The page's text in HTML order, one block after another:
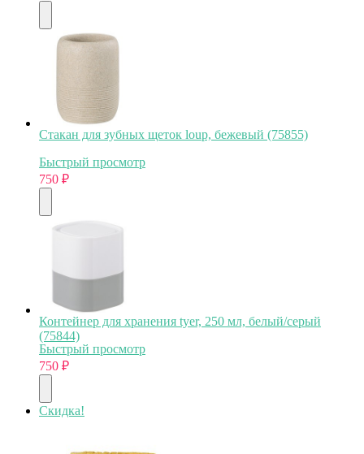
Стакан для зубных щеток loup, бежевый (75855)
Быстрый просмотр
750 ₽
Контейнер для хранения tyer, 250 мл, белый/серый
(75844)
Быстрый просмотр
750 ₽
Скидка!